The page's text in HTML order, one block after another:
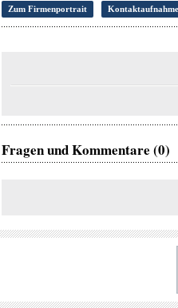
Zum Firmenportrait Kontaktaufnahme
Fragen und Kommentare (0)